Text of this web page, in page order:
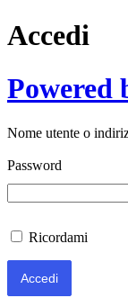
Accedi
Powered
Nome utente o
Password
Ricordami